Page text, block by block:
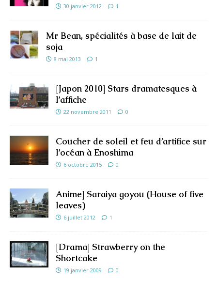
30 janvier 2012 1
Mr Bean, spécialités à base de lait de
soja
8 mai 2013 1
[Japon 2010] Stars dramatesques à
l’affiche
22 novembre 2011 0
Coucher de soleil et feu d’artifice sur
l’océan à Enoshima
6 octobre 2015 0
Anime] Saraiya goyou (House of five
leaves)
6 juillet 2012 1
[Drama] Strawberry on the
Shortcake
19 janvier 2009 0